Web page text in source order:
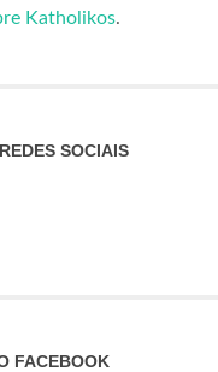
Katholikos.
SOCIAIS
FACEBOOK